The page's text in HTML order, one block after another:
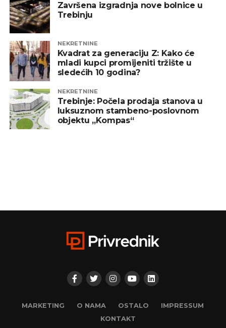
Završena izgradnja nove bolnice u
Trebinju
NEKRETNINE
Kvadrat za generaciju Z: Kako će
mladi kupci promijeniti tržište u
sledećih 10 godina?
NEKRETNINE
Trebinje: Počela prodaja stanova u
luksuznom stambeno-poslovnom
objektu „Kompas“
MARKETING O NAMA OSTALO
IMPRESSUM
KONTAKT